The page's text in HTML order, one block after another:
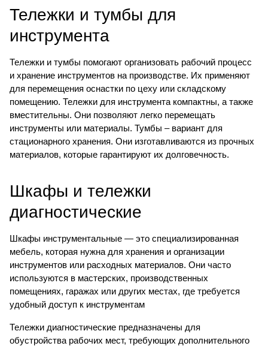
Тележки и тумбы для
инструмента
Тележки и тумбы помогают организовать рабочий процесс
и хранение инструментов на производстве. Их применяют
для перемещения оснастки по цеху или складскому
помещению. Тележки для инструмента компактны, а также
вместительны. Они позволяют легко перемещать
инструменты или материалы. Тумбы – вариант для
стационарного хранения. Они изготавливаются из прочных
материалов, которые гарантируют их долговечность.
Шкафы и тележки
диагностические
Шкафы инструментальные — это специализированная
мебель, которая нужна для хранения и организации
инструментов или расходных материалов. Они часто
используются в мастерских, производственных
помещениях, гаражах или других местах, где требуется
удобный доступ к инструментам
Тележки диагностические предназначены для
обустройства рабочих мест, требующих дополнительного